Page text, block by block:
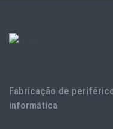
Fabricação de
informática